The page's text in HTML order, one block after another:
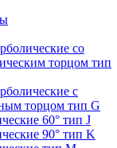
cо
торцом тип
с
торцом тип G
60° тип J
90° тип K